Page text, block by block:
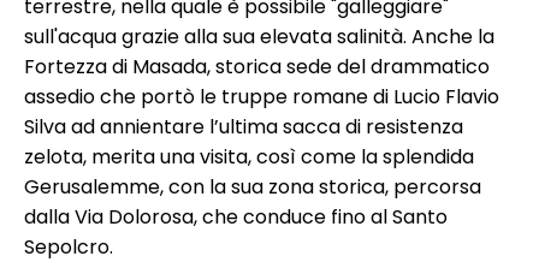
terrestre, nella quale è possibile "galleggiare"
sull'acqua grazie alla sua elevata salinità. Anche la
Fortezza di Masada, storica sede del drammatico
assedio che portò le truppe romane di Lucio Flavio
Silva ad annientare l’ultima sacca di resistenza
zelota, merita una visita, così come la splendida
Gerusalemme, con la sua zona storica, percorsa
dalla Via Dolorosa, che conduce fino al Santo
Sepolcro.